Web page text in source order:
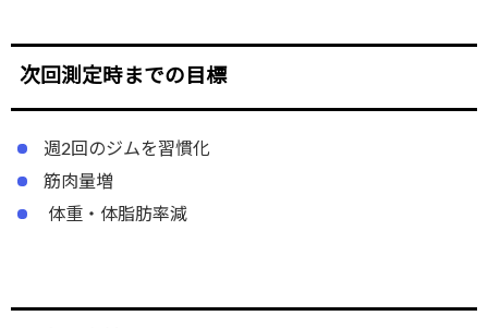
次回測定時までの目標
週2回のジムを習慣化
筋肉量増
体重・体脂肪率減